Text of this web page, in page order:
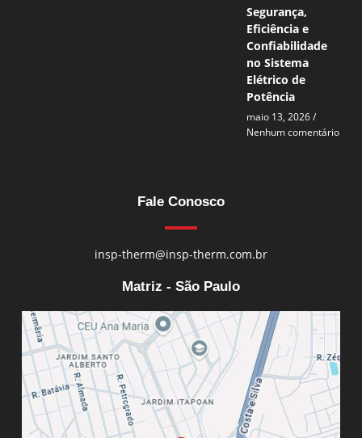
Segurança,
Eficiência e
Confiabilidade
no Sistema
Elétrico de
Potência
maio 13, 2026
Nenhum comentário
Fale Conosco
insp-therm@insp-therm.com.br
Matriz - São Paulo